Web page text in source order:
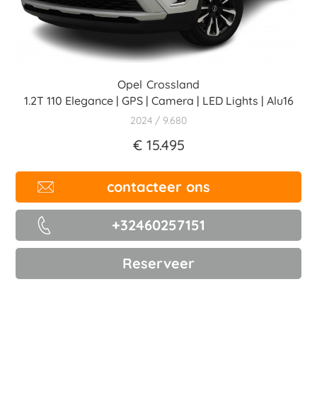
Opel Crossland
1.2T 110 Elegance | GPS | Camera | LED Lights | Alu16
2024 9.680
€ 15.495
contacteer ons
+32460257151
Reserveer